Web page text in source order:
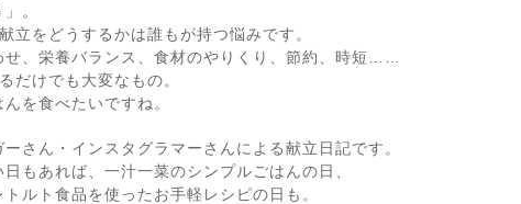
。
立をどうするかは誰もが持つ悩みです。
せ、栄養バランス、食材のやりくり、節約、時短……
だけでも大変なもの。
を食べたいですね。
さん・インスタグラマーさんによる献立日記です。
もあれば、一汁一菜のシンプルごはんの日、
ルト食品を使ったお手軽レシピの日も。